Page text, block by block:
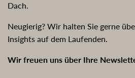
Dach.
Neugierig? Wir halten Sie gerne
Insights auf dem Laufenden.
Wir freuen uns über Ihre